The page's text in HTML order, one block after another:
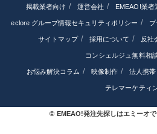
掲載業者向け 運営会社 EMEAO!業者
eclore グループ情報セキュリティポリシー
サイトマップ 採用について 反社
コンシェルジュ無料相
お悩み解決コラム 映像制作 法人携帯
テレマーケティ
© EMEAO!発注先探しはエミーオで